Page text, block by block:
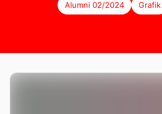
Alumni 02/2024 Grafik